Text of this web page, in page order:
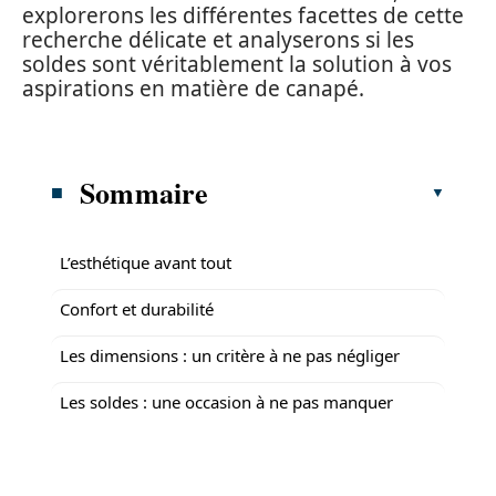
explorerons les différentes facettes de cette
recherche délicate et analyserons si les
soldes sont véritablement la solution à vos
aspirations en matière de canapé.
Sommaire
L’esthétique avant tout
Confort et durabilité
Les dimensions : un critère à ne pas négliger
Les soldes : une occasion à ne pas manquer